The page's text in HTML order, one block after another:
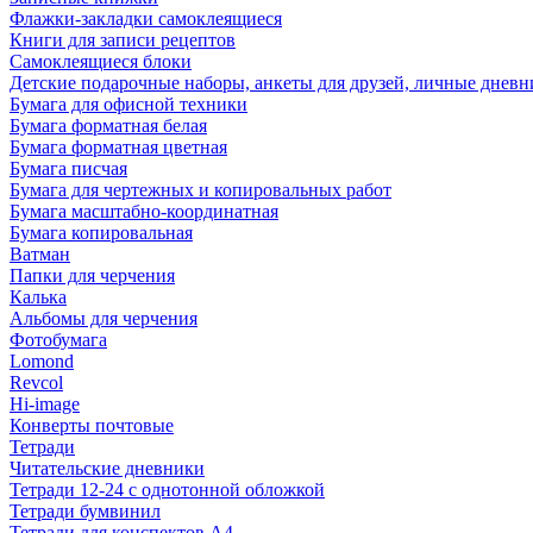
Флажки-закладки самоклеящиеся
Книги для записи рецептов
Самоклеящиеся блоки
Детские подарочные наборы, анкеты для друзей, личные
Бумага для офисной техники
Бумага форматная белая
Бумага форматная цветная
Бумага писчая
Бумага для чертежных и копировальных работ
Бумага масштабно-координатная
Бумага копировальная
Ватман
Папки для черчения
Калька
Альбомы для черчения
Фотобумага
Lomond
Revcol
Hi-image
Конверты почтовые
Тетради
Читательские дневники
Тетради 12-24 с однотонной обложкой
Тетради бумвинил